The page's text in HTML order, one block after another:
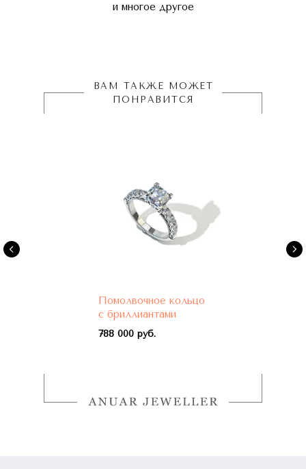
и многое другое
ВАМ ТАКЖЕ МОЖЕТ
ПОНРАВИТСЯ
Помолвочное кольцо
с бриллиантами
788 000 руб.